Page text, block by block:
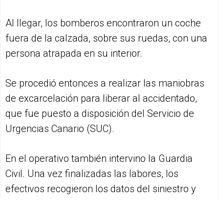
Al llegar, los bomberos encontraron un coche
fuera de la calzada, sobre sus ruedas, con una
persona atrapada en su interior.
Se procedió entonces a realizar las maniobras
de excarcelación para liberar al accidentado,
que fue puesto a disposición del Servicio de
Urgencias Canario (SUC).
En el operativo también intervino la Guardia
Civil. Una vez finalizadas las labores, los
efectivos recogieron los datos del siniestro y